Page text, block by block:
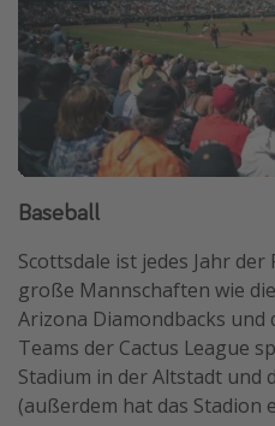
Baseball
Scottsdale ist jedes Jahr
große Mannschaften wie
Arizona Diamondbacks und
Teams der Cactus League
Stadium in der Altstadt und
(außerdem hat das